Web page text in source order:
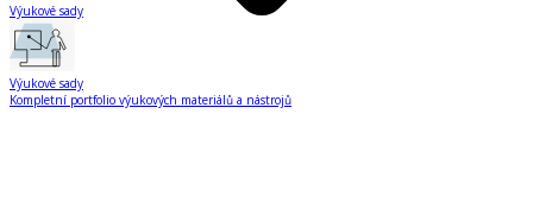
Výukové sady
Výukové sady
Kompletní portfolio výukových materiálů a nástrojů